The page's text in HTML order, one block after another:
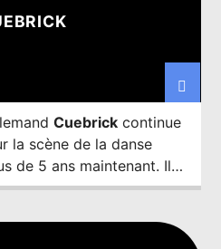
grésillante
Cuebrick continue
la scène de la danse
de 5 ans maintenant. Il
internationale
comme Revealed